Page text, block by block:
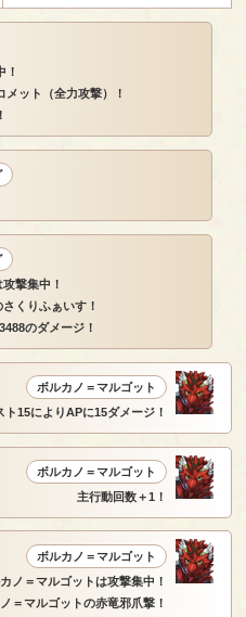
！
ット（全力攻撃）！
撃集中！
くりふぁいす！
のダメージ！
ボルカノ＝マルゴット
ト15によりAPに15ダメージ！
ボルカノ＝マルゴット
主行動回数＋1！
ボルカノ＝マルゴット
ノ＝マルゴットは攻撃集中！
＝マルゴットの赤竜邪爪撃！